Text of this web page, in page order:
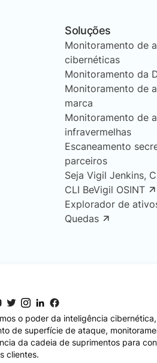
Soluções
Monitoramento de
cibernéticas
Monitoramento da
Monitoramento de
marca
Monitoramento de
infravermelhas
Escaneamento
parceiros
Seja Vigil Jenkins,
CLI BeVigil OSINT
Explorador de
Quedas
o poder da inteligência
de superfície de ataque,
da cadeia de suprimentos para
clientes.